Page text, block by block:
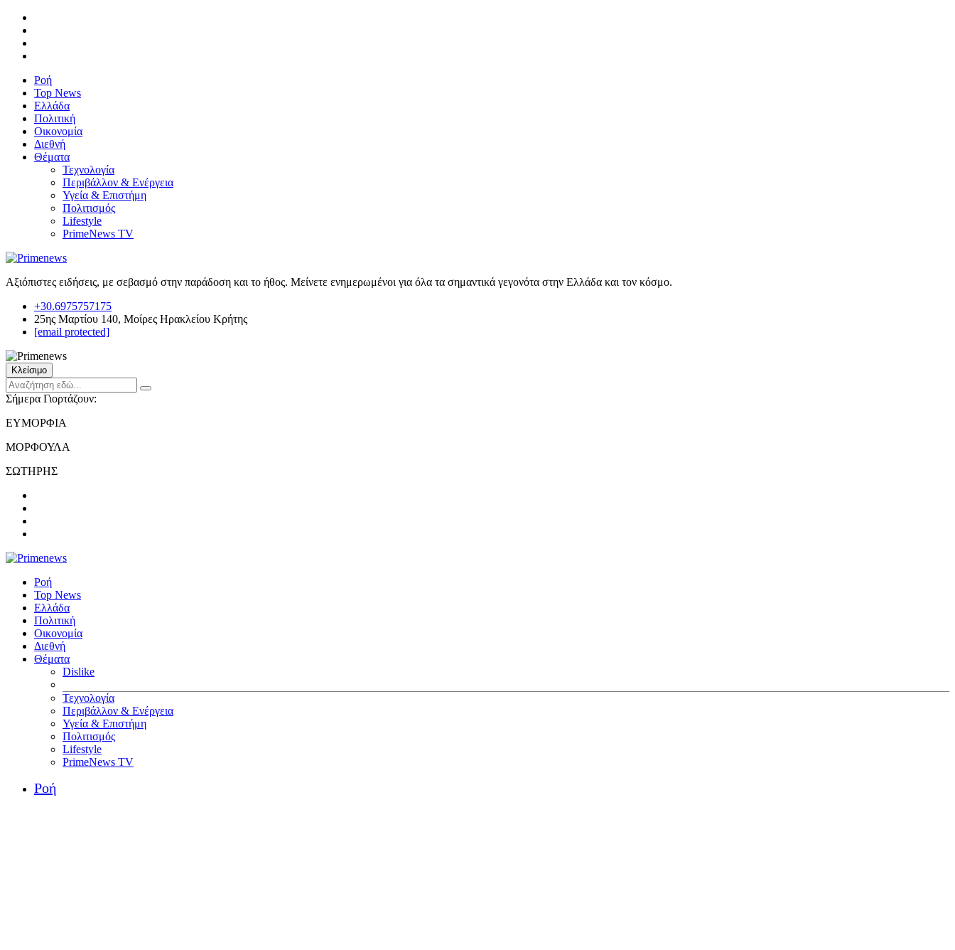
Ροή
Top News
Ελλάδα
Πολιτική
Οικονομία
Διεθνή
Θέματα
Τεχνολογία
Περιβάλλον & Ενέργεια
Υγεία & Επιστήμη
Πολιτισμός
Lifestyle
PrimeNews TV
Αξιόπιστες ειδήσεις, με σεβασμό στην παράδοση και το ήθος. Μείνετε ενημερωμένοι για όλα τα σημαντικά γεγονότα στην Ελλάδα και τον κόσμο.
+30.6975757175
25ης Μαρτίου 140, Μοίρες Ηρακλείου Κρήτης
[email protected]
Κλείσιμο
Σήμερα Γιορτάζουν:
ΕΥΜΟΡΦΙΑ
ΜΟΡΦΟΥΛΑ
ΣΩΤΗΡΗΣ
Ροή
Top News
Ελλάδα
Πολιτική
Οικονομία
Διεθνή
Θέματα
Dislike
Τεχνολογία
Περιβάλλον & Ενέργεια
Υγεία & Επιστήμη
Πολιτισμός
Lifestyle
PrimeNews TV
Ροή